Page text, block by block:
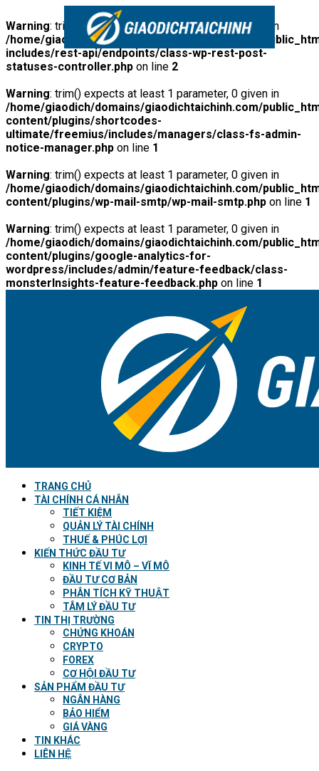
Warning: trim() expects at least 1 parameter, 0 given in
/home/giaodich/domains/giaodichtaichinh.com/
includes/rest-api/endpoints/class-wp-rest-post-
statuses-controller.php on line 2
Warning: trim() expects at least 1 parameter, 0 given in
/home/giaodich/domains/giaodichtaichinh.com/
content/plugins/shortcodes-
ultimate/freemius/includes/managers/class-fs-admin-
notice-manager.php on line 1
Warning: trim() expects at least 1 parameter, 0 given in
/home/giaodich/domains/giaodichtaichinh.com/
content/plugins/wp-mail-smtp/wp-mail-smtp.php on line 1
Warning: trim() expects at least 1 parameter, 0 given in
/home/giaodich/domains/giaodichtaichinh.com/
content/plugins/google-analytics-for-
wordpress/includes/admin/feature-feedback/class-
monsterInsights-feature-feedback.php on line 1
TRANG CHỦ
TÀI CHÍNH CÁ NHÂN
TIẾT KIỆM
QUẢN LÝ TÀI CHÍNH
THUẾ & PHÚC LỢI
KIẾN THỨC ĐẦU TƯ
KINH TẾ VI MÔ – VĨ MÔ
ĐẦU TƯ CƠ BẢN
PHÂN TÍCH KỸ THUẬT
TÂM LÝ ĐẦU TƯ
TIN THỊ TRƯỜNG
CHỨNG KHOÁN
CRYPTO
FOREX
CƠ HỘI ĐẦU TƯ
SẢN PHẨM ĐẦU TƯ
NGÂN HÀNG
BẢO HIỂM
GIÁ VÀNG
TIN KHÁC
LIÊN HỆ